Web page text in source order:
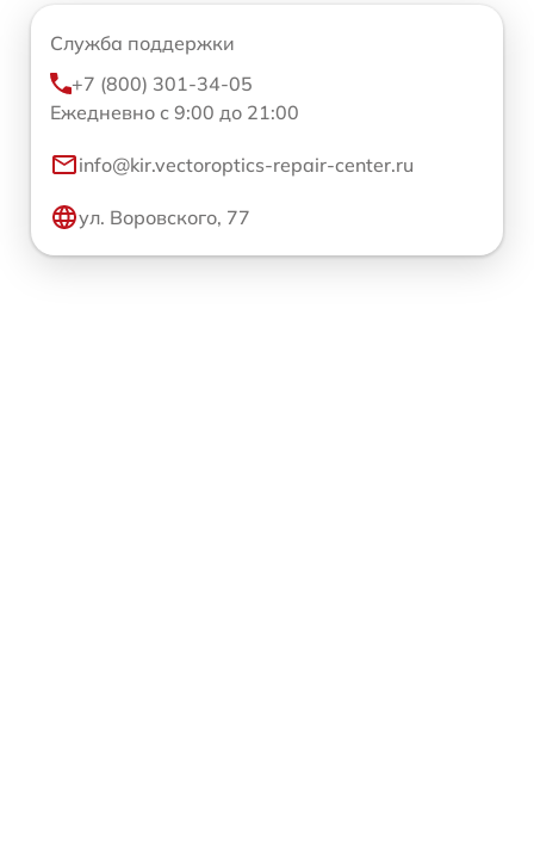
Служба поддержки
+7 (800) 301-34-05
Ежедневно с 9:00 до 21:00
info@kir.vectoroptics-repair-center.ru
ул. Воровского, 77